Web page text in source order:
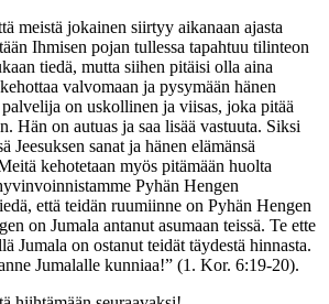
meistä jokainen siirtyy aikanaan ajasta
Ihmisen pojan tullessa tapahtuu tilinteon
tiedä, mutta siihen pitäisi olla aina
valvomaan ja pysymään hänen
on uskollinen ja viisas, joka pitää
Hän on autuas ja saa lisää vastuuta. Siksi
Jeesuksen sanat ja hänen elämänsä
kehotetaan myös pitämään huolta
Pyhän Hengen
että teidän ruumiinne on Pyhän Hengen
on Jumala antanut asumaan teissä. Te ette
Jumala on ostanut teidät täydestä hinnasta.
Jumalalle kunniaa!” (1. Kor. 6:19-20).